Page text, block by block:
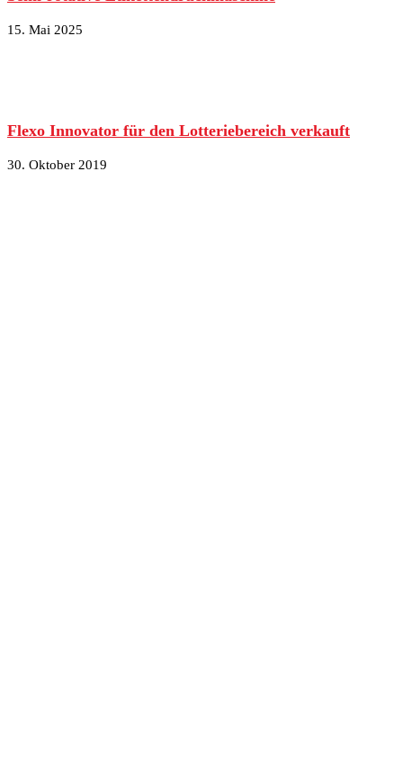
15. Mai 2025
Flexo Innovator für den Lotteriebereich verkauft
30. Oktober 2019